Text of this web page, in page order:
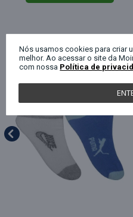
QUEM
Nós usamos cookies para criar
melhor. Ao acessar o site da
com nossa Política de